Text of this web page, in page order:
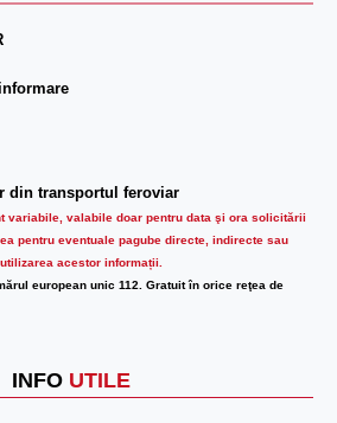
din transportul feroviar
variabile, valabile doar pentru data şi ora solicitării
pentru eventuale pagube directe, indirecte sau
acestor informații.
european unic 112. Gratuit în orice reţea de
INFO UTILE